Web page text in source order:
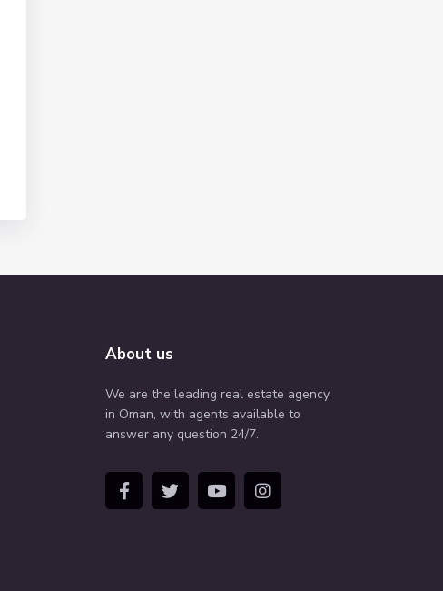
About us
We are the leading real estate agency
in Oman, with agents available to
answer any question 24/7.